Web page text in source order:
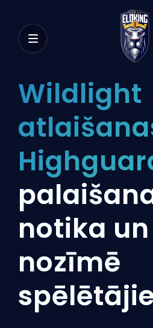
Wildlight
notika
nozīmē